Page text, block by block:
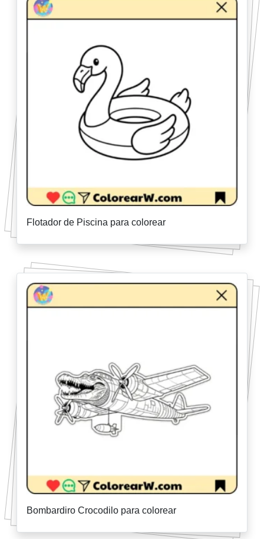
Flotador de Piscina para colorear
Bombardiro Crocodilo para colorear